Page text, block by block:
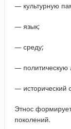
— культурную
— язык;
— среду;
— политическую
— исторический
Этнос
поколений.